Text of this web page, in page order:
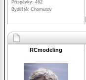
Příspěvky: 462
Bydliště: Chomutov
RCmodeling